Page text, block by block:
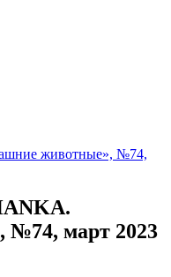
животные», №74,
март 2023